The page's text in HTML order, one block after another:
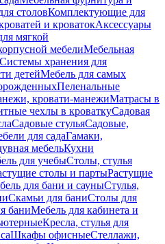
столовКомплектующие для
и кроватокАксессуары
мягкой
мебелиМебельная
Системы хранения для
детейМебель для самых
Пеленальные
кровати-манежиМатрасы в
чехлы в кроваткуСадовая
Садовые стульяСадовые,
для садаГамаки,
мебельКухни
для учебыСтолы, стулья
столы и партыРастущие
для бани и сауныСтулья,
Скамьи для баниСтолы для
баниМебель для кабинета и
Кресла, стулья для
Шкафы офисныеСтеллажи,